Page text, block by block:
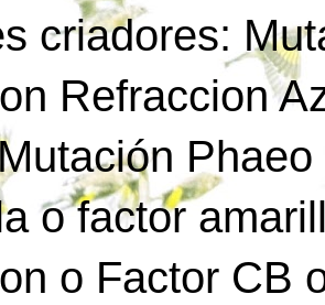
criadores:
Refraccion
o factor
o Factor CB